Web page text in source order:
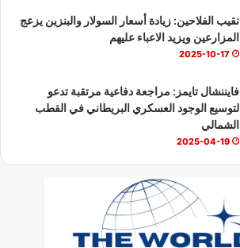
نقيب الفلاحين: زيادة أسعار السولار والبنزين يزعج
المزارعين ويزيد الاعباء عليهم
2025-10-17
فايننشال تايمز: مراجعة دفاعية مرتقبة تدعو
لتوسيع الوجود العسكري البريطاني في القطب
الشمالي
2025-04-19